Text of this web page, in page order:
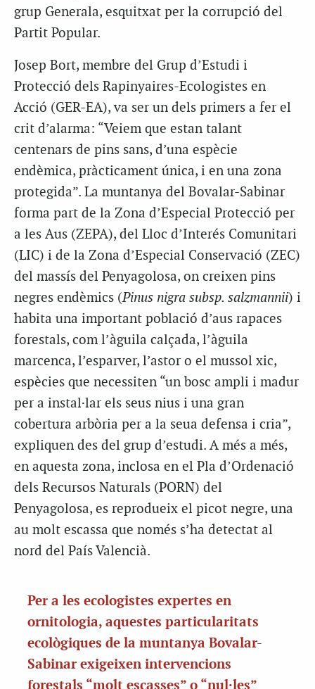
grup Generala, esquitxat per la corrupció del
Partit Popular.
Josep Bort, membre del Grup d’Estudi i
Protecció dels Rapinyaires-Ecologistes en
Acció (GER-EA), va ser un dels primers a fer el
crit d’alarma: “Veiem que estan talant
centenars de pins sans, d’una espècie
endèmica, pràcticament única, i en una zona
protegida”. La muntanya del Bovalar-Sabinar
forma part de la Zona d’Especial Protecció per
a les Aus (ZEPA), del Lloc d’Interés Comunitari
(LIC) i de la Zona d’Especial Conservació (ZEC)
del massís del Penyagolosa, on creixen pins
negres endèmics (Pinus nigra subsp. salzmannii) i
habita una important població d’aus rapaces
forestals, com l’àguila calçada, l’àguila
marcenca, l’esparver, l’astor o el mussol xic,
espècies que necessiten “un bosc ampli i madur
per a instal·lar els seus nius i una gran
cobertura arbòria per a la seua defensa i cria”,
expliquen des del grup d’estudi. A més a més,
en aquesta zona, inclosa en el Pla d’Ordenació
dels Recursos Naturals (PORN) del
Penyagolosa, es reprodueix el picot negre, una
au molt escassa que només s’ha detectat al
nord del País Valencià.
Per a les ecologistes expertes en
ornitologia, aquestes particularitats
ecològiques de la muntanya Bovalar-
Sabinar exigeixen intervencions
forestals “molt escasses” o “nul·les”